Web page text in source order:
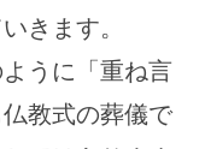
きます。
ように「重ね言
教式の葬儀で